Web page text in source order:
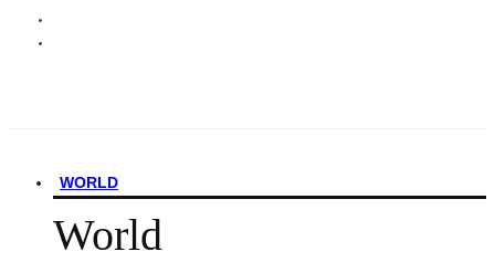
WORLD
World